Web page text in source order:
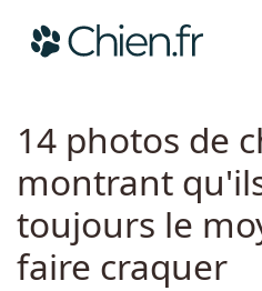
CHIEN.FR ACTUALITÉS
14 photos de
montrant
toujours le
faire craquer